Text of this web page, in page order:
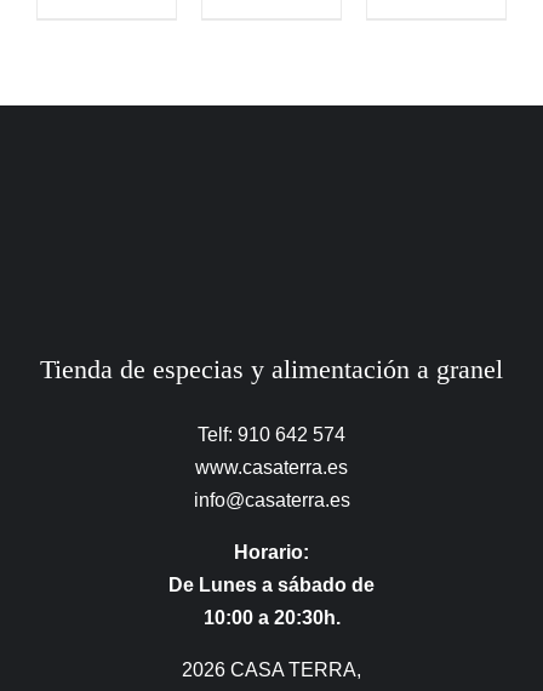
Tienda de especias y alimentación a granel
Telf: 910 642 574
www.casaterra.es
info@casaterra.es
Horario:
De Lunes a sábado de
10:00 a 20:30h.
2026 CASA TERRA,